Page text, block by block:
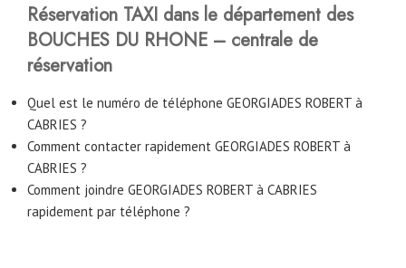
Réservation TAXI dans le département des
BOUCHES DU RHONE – centrale de
réservation
Quel est le numéro de téléphone GEORGIADES ROBERT à
CABRIES ?
Comment contacter rapidement GEORGIADES ROBERT à
CABRIES ?
Comment joindre GEORGIADES ROBERT à CABRIES
rapidement par téléphone ?